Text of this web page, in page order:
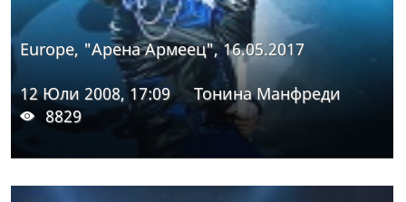
Europe, "Арена Армеец", 16.05.2017
12 Юли 2008, 17:09
Тонина Манфреди
8829